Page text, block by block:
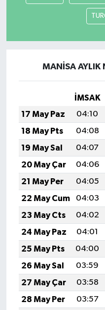
MANİSA AYLIK
İMSAK
17 May Paz
04:10
18 May Pts
04:08
19 May Sal
04:07
20 May Çar
04:06
21 May Per
04:05
22 May Cum
04:03
23 May Cts
04:02
24 May Paz
04:01
25 May Pts
04:00
26 May Sal
03:59
27 May Çar
03:58
28 May Per
03:57